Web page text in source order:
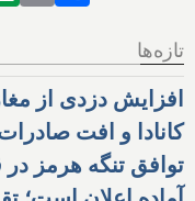
تازه‌ها
افزایش دزدی از
کانادا و افت صادرات
توافق تنگه هرمز